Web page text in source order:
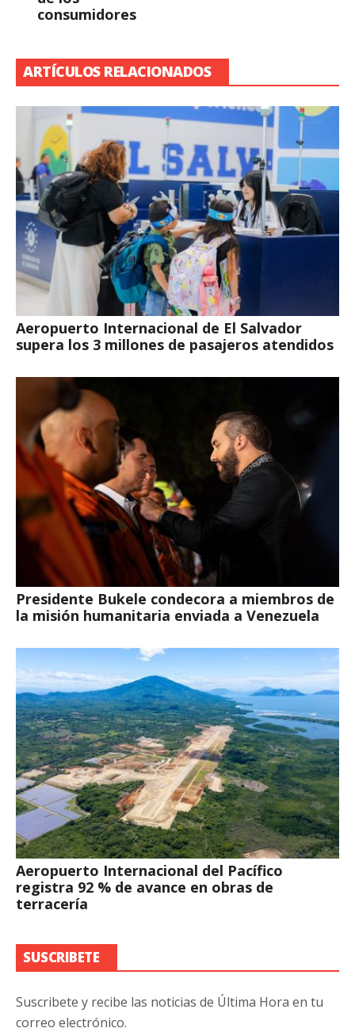
consumidores
ARTÍCULOS RELACIONADOS
Aeropuerto Internacional de El Salvador
supera los 3 millones de pasajeros atendidos
Presidente Bukele condecora a miembros de
la misión humanitaria enviada a Venezuela
Aeropuerto Internacional del Pacífico
registra 92 % de avance en obras de
terracería
SUSCRIBETE
Suscribete y recibe las noticias de Última Hora en tu
correo electrónico.